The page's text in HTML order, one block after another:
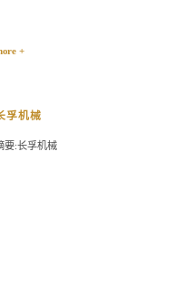
+
孚机械
要:长孚机械